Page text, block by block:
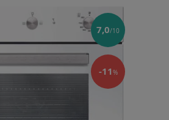
7,0/10
-11 %